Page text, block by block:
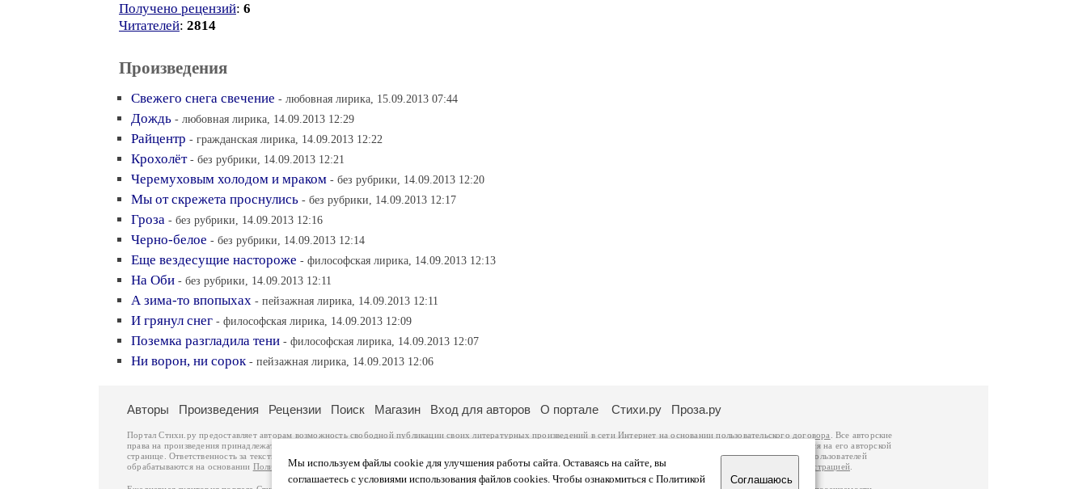
Получено рецензий: 6
Читателей: 2814
Произведения
Свежего снега свечение - любовная лирика, 15.09.2013 07:44
Дождь - любовная лирика, 14.09.2013 12:29
Райцентр - гражданская лирика, 14.09.2013 12:22
Крохолёт - без рубрики, 14.09.2013 12:21
Черемуховым холодом и мраком - без рубрики, 14.09.2013 12:20
Мы от скрежета проснулись - без рубрики, 14.09.2013 12:17
Гроза - без рубрики, 14.09.2013 12:16
Черно-белое - без рубрики, 14.09.2013 12:14
Еще вездесущие настороже - философская лирика, 14.09.2013 12:13
На Оби - без рубрики, 14.09.2013 12:11
А зима-то впопыхах - пейзажная лирика, 14.09.2013 12:11
И грянул снег - философская лирика, 14.09.2013 12:09
Поземка разгладила тени - философская лирика, 14.09.2013 12:07
Ни ворон, ни сорок - пейзажная лирика, 14.09.2013 12:06
Мы используем файлы cookie для улучшения работы сайта. Оставаясь на сайте, вы
соглашаетесь с условиями использования файлов cookies. Чтобы ознакомиться с Политикой
Соглашаюсь
Авторы Произведения Рецензии Поиск Магазин Вход для авторов О портале Стихи.ру Проза.ру
Портал Стихи.ру предоставляет авторам возможность свободной публикации своих литературных произведений в сети Интернет на основаниипользовательского договора
. Все авторские
права на произведения принадлежат авторам и охраняются
. Перепечатка произведений возможна только с согласия его автора, к которому вы можете обратиться на его авторской
странице. Ответственность за тексты произведений авторы несут самостоятельно на основании
законодательства Российской Федерации. Данные пользователей
обрабатываются на основании Политики обработки персональных данных. Вы также можете посмотреть более подробнуюинформацию о портале связаться с администрацией